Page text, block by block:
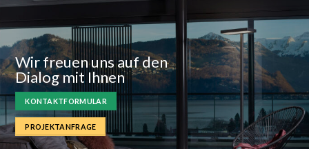
Wir freuen uns auf den
Dialog mit Ihnen
KONTAKTFORMULAR
PROJEKTANFRAGE